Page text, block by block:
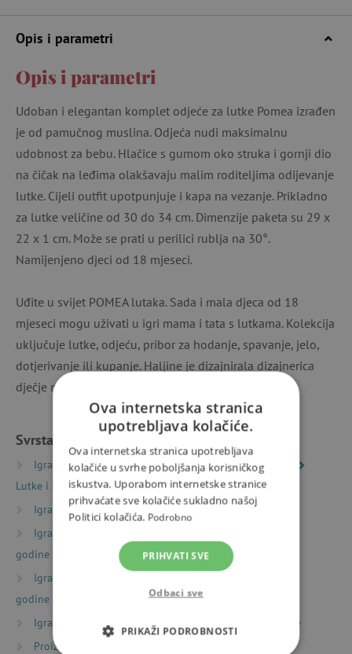
Opis i parametri
Opis i parametri
Udoban i elegantan komplet odjeće za lutke Pomea izrađen
je od pamučnog muslina. Odjeća nudi maksimalnu
udobnost za bebu. Hlačice s gumom oko struka i gornji dio
na čičak na leđima olakšavaju malim roditeljima odijevanje
lutke. Cijeli outfit upotpunjuje i kapa na vezanje. Prikladno
za lutke veličine od 30 do 34 cm. Dimenzije paketa su 29 x
22 x 1 cm. Može se prati u perilici rublja na 30°.
Namijenjeno djeci od 18 mjeseci.
Uđite u svijet POMEA lutaka. Sada i mala djeca od 18
mjeseci mogu uživati ​​u igri mama i tata s lutkama. Kolekcija
uključuje lutke, odjeću, pribor za hodanje, spavanje, jelo,
dotjerivanje ili kupanje. Haljine je dizajnirala dizajnerica
dječje mode Tinou Le Joly Sénoville.
Svrstano u kategorije
Igračke prema vrsti
Svijetovi mašte i igre uloga
Lutke i bebe
Dodaci za lutke i bebe
Igračke prema starosti
Igre i igračke za mališane
Igračke prema starosti
godine
Igračke prema starosti
godine
Igračke prema starosti
Igre i igračke za predškolce
Proizvođači
Ova internetska stranica
upotrebljava kolačiće.
Ova internetska stranica upotrebljava
kolačiće u svrhe poboljšanja korisničkog
iskustva. Uporabom internetske stranice
prihvaćate sve kolačiće sukladno našoj
Politici kolačića. Podrobno
PRIHVATI SVE
Odbaci sve
PRIKAŽI PODROBNOSTI